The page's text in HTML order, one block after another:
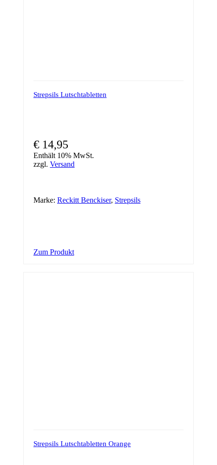
Strepsils Lutschtabletten
€ 14,95
Enthält 10% MwSt.
zzgl. Versand
Marke: Reckitt Benckiser, Strepsils
Zum Produkt
Strepsils Lutschtabletten Orange